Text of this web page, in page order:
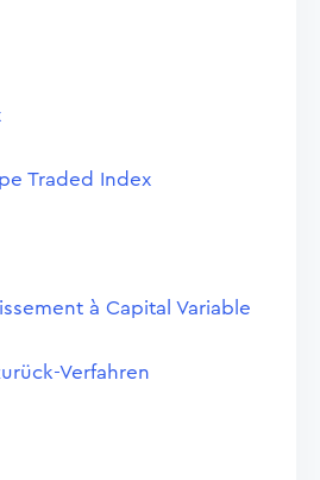
Traded Index
à Capital Variable
Verfahren